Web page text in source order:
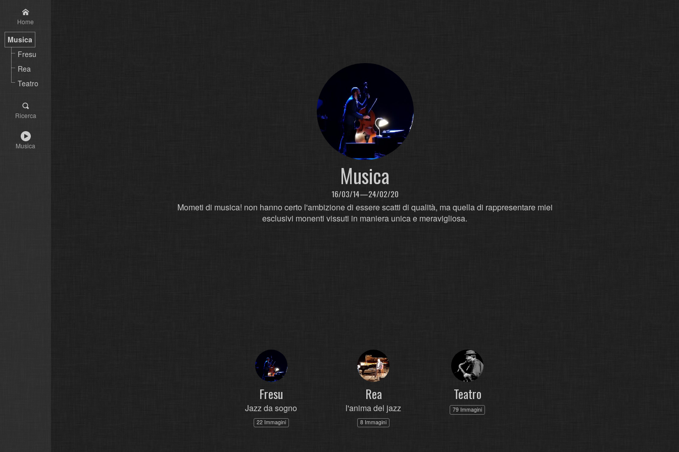
Home
Musica
Fresu
Rea
Teatro
Ricerca
Musica
Musica
16/03/14—24/02/20
Mometi di musica! non hanno certo l'ambizione di essere scatti di qualità, ma quella di rappresentare miei
esclusivi monenti vissuti in maniera unica e meravigliosa.
Fresu
Jazz da sogno
22 Immagini
Rea
l'anima del jazz
8 Immagini
Teatro
79 Immagini